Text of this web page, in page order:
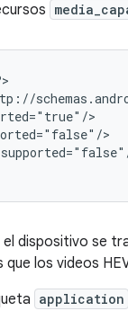
>
>
dispositivo se
los videos
application